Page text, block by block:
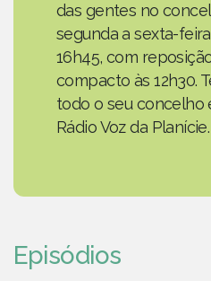
das gentes no
segunda a sexta-
16h45, com
compacto às 12h30.
todo o seu concelho
Rádio Voz da Planície.
Episódios